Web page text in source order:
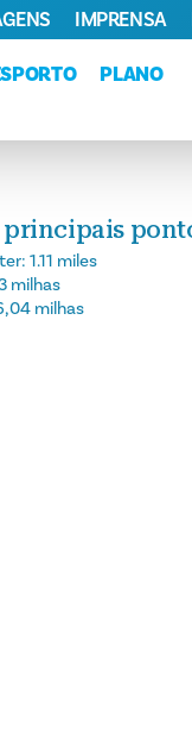
PLANO
IMPRENSA
1.11 miles
milhas
milhas